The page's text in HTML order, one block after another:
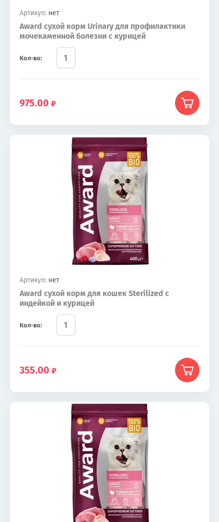
Артикул: нет
Award сухой корм Urinary для профилактики
мочекаменной болезни с курицей
Кол-во:
975.00
Артикул: нет
Award сухой корм для кошек Sterilized с
индейкой и курицей
Кол-во:
355.00